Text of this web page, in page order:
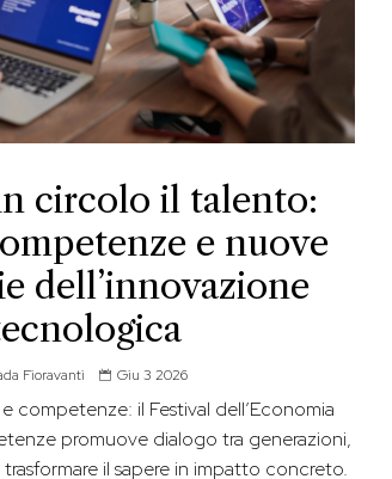
circolo il talento:
e nuove
dell’innovazione
Fioravanti Giu 3 2026
competenze: il Festival dell’Economia
promuove dialogo tra generazioni,
il sapere in impatto concreto.